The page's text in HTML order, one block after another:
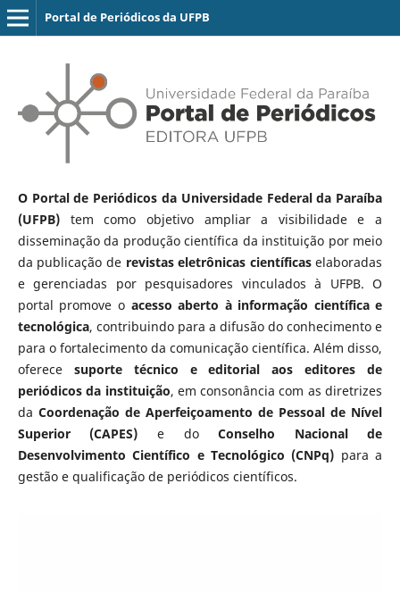
Portal de Periódicos da UFPB
O Portal de Periódicos da Universidade Federal da Paraíba
(UFPB)tem como objetivo ampliar a visibilidade e a
disseminação da produção científica da instituição por meio
da publicação de revistas eletrônicas científicaselaboradas
e gerenciadas por pesquisadores vinculados à UFPB. O
portal promove o acesso aberto à informação científica e
tecnológica, contribuindo para a difusão do conhecimento e
para o fortalecimento da comunicação científica. Além disso,
oferece suporte técnico e editorial aos editores de
periódicos da instituição, em consonância com as diretrizes
da Coordenação de Aperfeiçoamento de Pessoal de Nível
Superior (CAPES) e doConselho Nacional de
Desenvolvimento Científico e Tecnológico (CNPq) para a
gestão e qualificação de periódicos científicos.